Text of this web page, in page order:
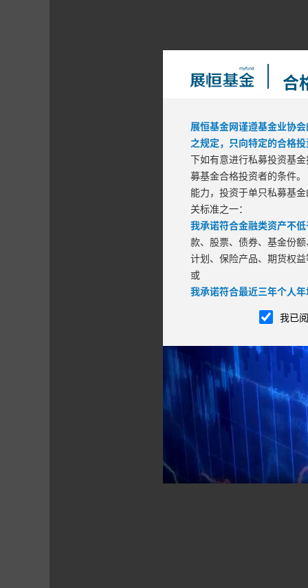
最大回
合
展恒基金网谨遵基金业协
之规定，只向特定的合格
下如有意进行私募投资基
募基金合格投资者的条件
能力，投资于单只私募基
关标准之一：
我承诺符合金融类资产不
款、股票、债券、基金份
计划、保险产品、期货权
或
我承诺符合最近三年个人
我已